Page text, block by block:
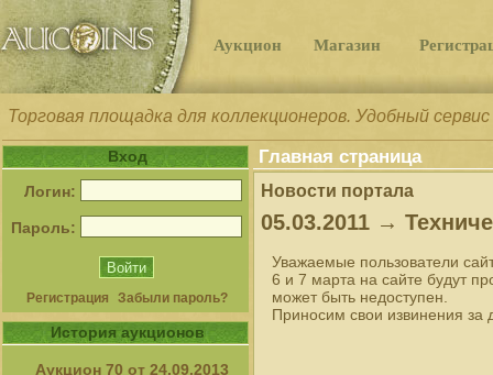
Аукцион Магазин
Торговая площадка для коллекционеров. Удобный
Вход
Логин:
Пароль:
Регистрация Забыли пароль?
История аукционов
Аукцион 70 от 24.09.2013
Главная страница
Новости портала
05.03.2011 →
Уважаемые пользователи
6 и 7 марта на сайте будут
может быть недоступен.
Приносим свои извинения за